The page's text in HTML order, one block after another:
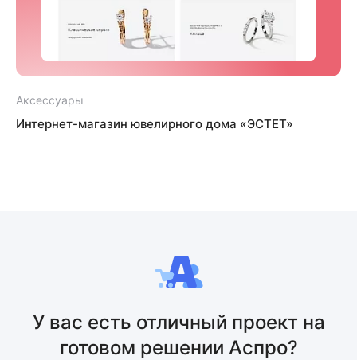
Аксессуары
Интернет-магазин ювелирного дома «ЭСТЕТ»
У вас есть отличный проект на
готовом решении Аспро?